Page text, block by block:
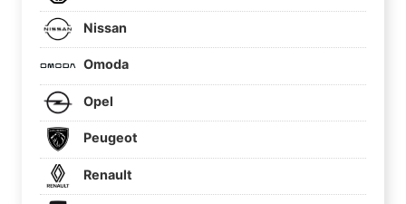
Nissan
Omoda
Opel
Peugeot
Renault